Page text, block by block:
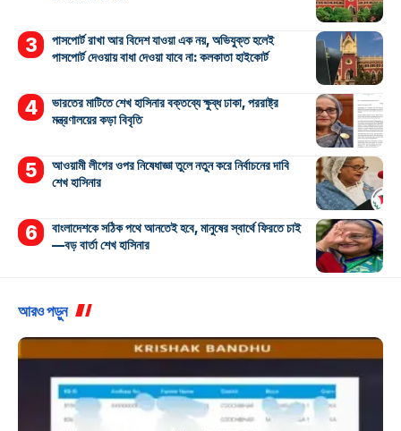
পাসপোর্ট রাখা আর বিদেশ যাওয়া এক নয়, অভিযুক্ত হলেই
পাসপোর্ট দেওয়ায় বাধা দেওয়া যাবে না: কলকাতা হাইকোর্ট
ভারতের মাটিতে শেখ হাসিনার বক্তব্যে ক্ষুব্ধ ঢাকা, পররাষ্ট্র
মন্ত্রণালয়ের কড়া বিবৃতি
আওয়ামী লীগের ওপর নিষেধাজ্ঞা তুলে নতুন করে নির্বাচনের দাবি
শেখ হাসিনার
বাংলাদেশকে সঠিক পথে আনতেই হবে, মানুষের স্বার্থে ফিরতে চাই
—বড় বার্তা শেখ হাসিনার
আরও পড়ুন